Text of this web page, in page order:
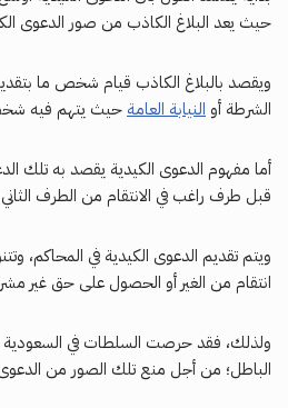
حيث يعد البلاغ الكاذب من صور الدعوى
ويقصد بالبلاغ الكاذب قيام شخص ما
الشرطة أو النيابة العامة حيث يتهم فيه
أما مفهوم الدعوى الكيدية يقصد به تلك
قبل طرف راغب في الانتقام من الطرف
ويتم تقديم الدعوى الكيدية في المحاكم،
انتقام من الغير أو الحصول على حق غير
ولذلك، فقد حرصت السلطات في السعودية
الباطل؛ من أجل منع تلك الصور من الدعوى